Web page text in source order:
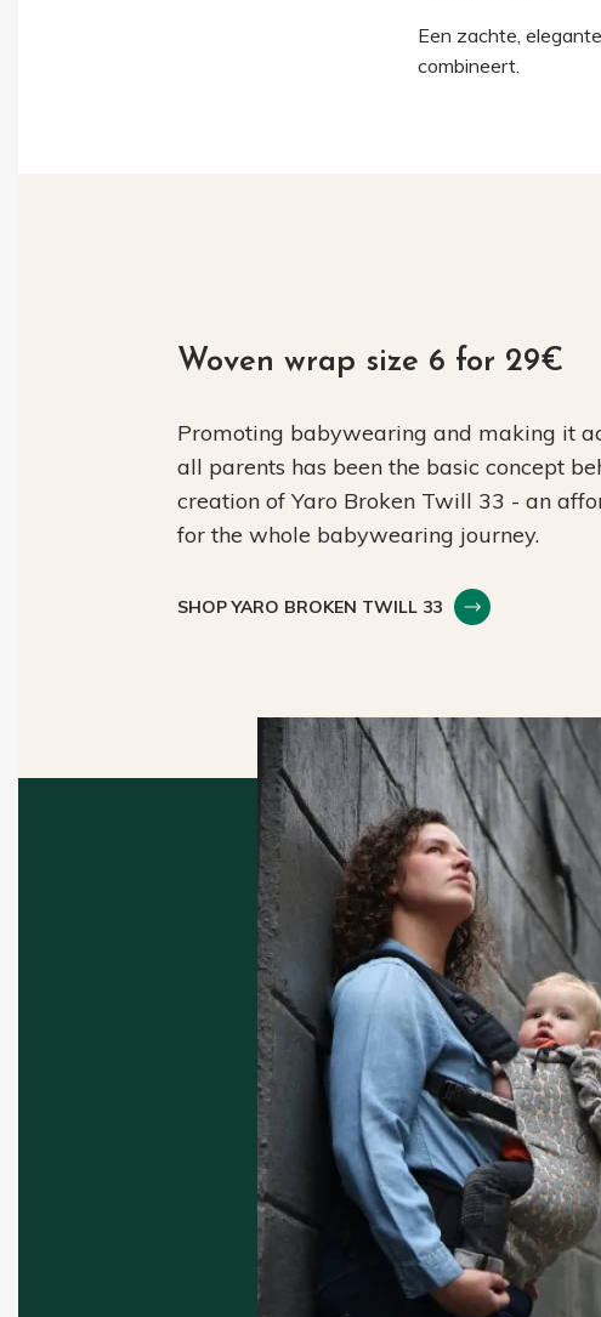
Een zachte,
combineert.
Woven wrap size 6 for 29€
Promoting babywearing and making it
all parents has been the basic concept
creation of Yaro Broken Twill 33 - an
for the whole babywearing journey.
SHOP YARO BROKEN TWILL 33